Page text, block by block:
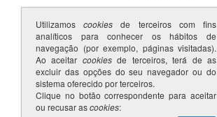
Utilizamoscookies de terceiros com fins
analíticos para conhecer os hábitos de
navegação (por exemplo, páginas visitadas).
Ao aceitar cookiesde terceiros, terá de as
excluir das opções do seu navegador ou do
sistema oferecido por terceiros.
Clique no botão correspondente para aceitar
ou recusar ascookies: